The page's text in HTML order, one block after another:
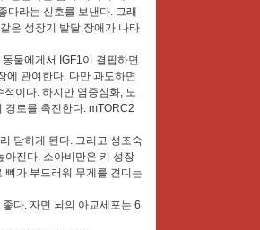
다라는 신호를 보낸다. 그래
은 성장기 발달 장애가 나타
물에게서 IGF1이 결핍하면
에 관여한다. 다만 과도하면
이다. 하지만 염증심화, 노
경로를 촉진한다. mTORC2
닫히게 된다. 그리고 성조숙
아진다. 소아비만은 키 성장
뼈가 부드러워 무게를 견디는
다. 자면 뇌의 아교세포는 6